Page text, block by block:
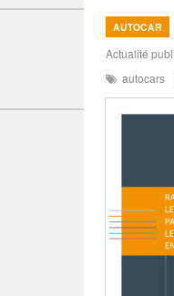
AUTOCAR
Actualité
autocars